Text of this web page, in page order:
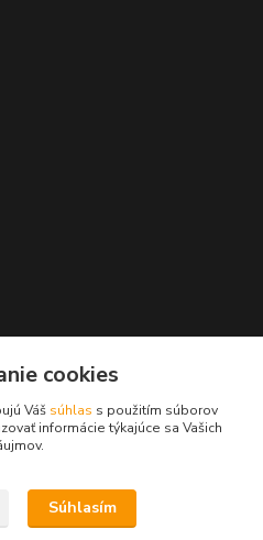
cookies
Váš súhlas s použitím súborov
informácie týkajúce sa Vašich
Súhlasím